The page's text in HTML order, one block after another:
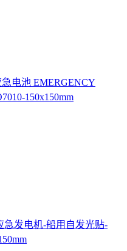
电池 EMERGENCY
150x150mm
急发电机-船用自发光贴-